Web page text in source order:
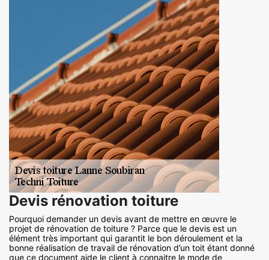
Devis rénovation toiture
Pourquoi demander un devis avant de mettre en œuvre le
projet de rénovation de toiture ? Parce que le devis est un
élément très important qui garantit le bon déroulement et la
bonne réalisation de travail de rénovation d’un toit étant donné
que ce document aide le client à connaitre le mode de